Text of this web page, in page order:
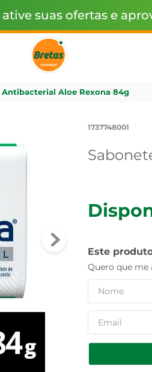
ative suas ofertas e
Antibacterial Aloe Rexona 84g
1737748001
Este
Quero que me